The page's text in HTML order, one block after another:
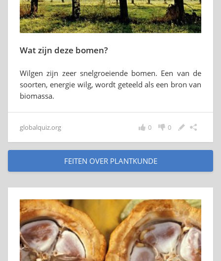
Wat zijn deze bomen?
Wilgen zijn zeer snelgroeiende bomen. Een van de
soorten, energie wilg, wordt geteeld als een bron van
biomassa.
globalquiz.org 0
0
FEITEN OVER PLANTKUNDE